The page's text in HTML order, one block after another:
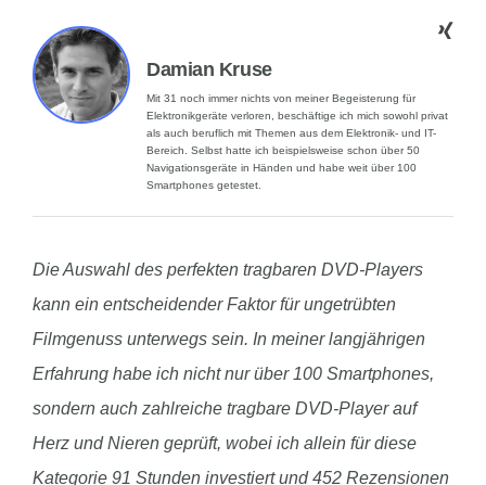
Damian Kruse
Mit 31 noch immer nichts von meiner Begeisterung für
Elektronikgeräte verloren, beschäftige ich mich sowohl privat
als auch beruflich mit Themen aus dem Elektronik- und IT-
Bereich. Selbst hatte ich beispielsweise schon über 50
Navigationsgeräte in Händen und habe weit über 100
Smartphones getestet.
Die Auswahl des perfekten tragbaren DVD-Players
kann ein entscheidender Faktor für ungetrübten
Filmgenuss unterwegs sein. In meiner langjährigen
Erfahrung habe ich nicht nur über 100 Smartphones,
sondern auch zahlreiche tragbare DVD-Player auf
Herz und Nieren geprüft, wobei ich allein für diese
Kategorie 91 Stunden investiert und 452 Rezensionen